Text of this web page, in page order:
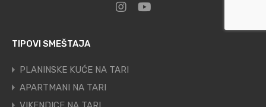
TIPOVI SMEŠTAJA
PLANINSKE KUĆE NA TARI
APARTMANI NA TARI